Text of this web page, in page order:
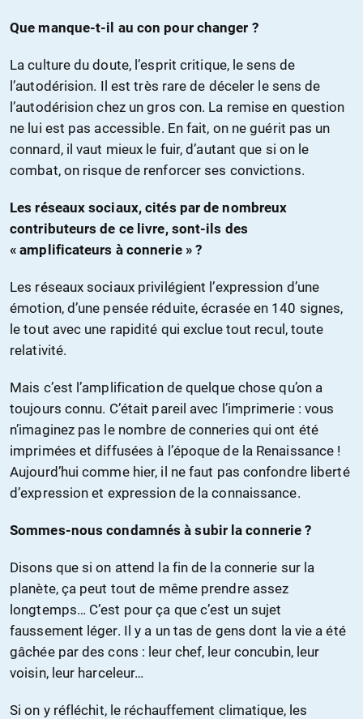
Que manque-t-il au con pour changer ?
La culture du doute, l’esprit critique, le sens de
l’autodérision. Il est très rare de déceler le sens de
l’autodérision chez un gros con. La remise en question
ne lui est pas accessible. En fait, on ne guérit pas un
connard, il vaut mieux le fuir, d’autant que si on le
combat, on risque de renforcer ses convictions.
Les réseaux sociaux, cités par de nombreux
contributeurs de ce livre, sont-ils des
« amplificateurs à connerie » ?
Les réseaux sociaux privilégient l’expression d’une
émotion, d’une pensée réduite, écrasée en 140 signes,
le tout avec une rapidité qui exclue tout recul, toute
relativité.
Mais c’est l’amplification de quelque chose qu’on a
toujours connu. C’était pareil avec l’imprimerie : vous
n’imaginez pas le nombre de conneries qui ont été
imprimées et diffusées à l’époque de la Renaissance !
Aujourd’hui comme hier, il ne faut pas confondre liberté
d’expression et expression de la connaissance.
Sommes-nous condamnés à subir la connerie ?
Disons que si on attend la fin de la connerie sur la
planète, ça peut tout de même prendre assez
longtemps… C’est pour ça que c’est un sujet
faussement léger. Il y a un tas de gens dont la vie a été
gâchée par des cons : leur chef, leur concubin, leur
voisin, leur harceleur…
Si on y réfléchit, le réchauffement climatique, les